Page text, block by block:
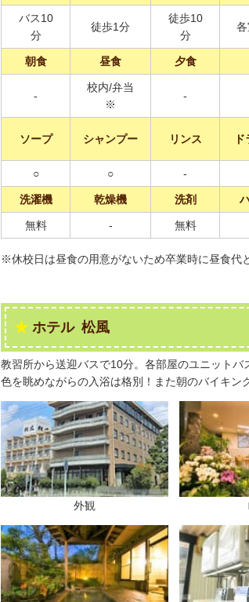
バス10
分
徒歩1分
徒歩10
分
朝食 昼食 夕食
-
校内/弁当
※
-
ソープ シャンプー リンス
○ ○ -
洗濯機 乾燥機 洗剤
無料 - 無料
※休校日は昼食の用意がないため卒業時に昼食代
ホテル 松風
教習所から送迎バスで10分。各部屋のユニット
色を眺めながらの入浴は格別！また朝のバイキン
外観